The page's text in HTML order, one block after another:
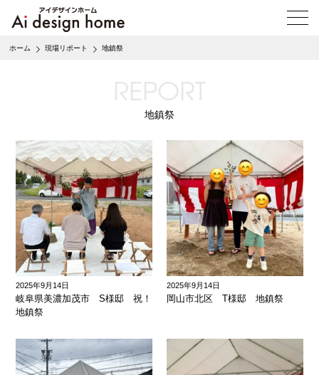
メ
ニ
ホーム 現場リポート 地鎮祭
REPORT
地鎮祭
2025年9月14日
岐阜県美濃加茂市 S様邸 祝！
地鎮祭
2025年9月14日
岡山市北区 T様邸 地鎮祭